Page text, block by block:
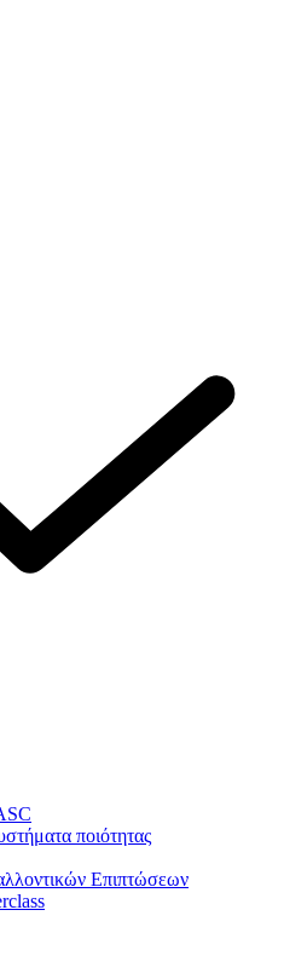
ποιότητας
Επιπτώσεων